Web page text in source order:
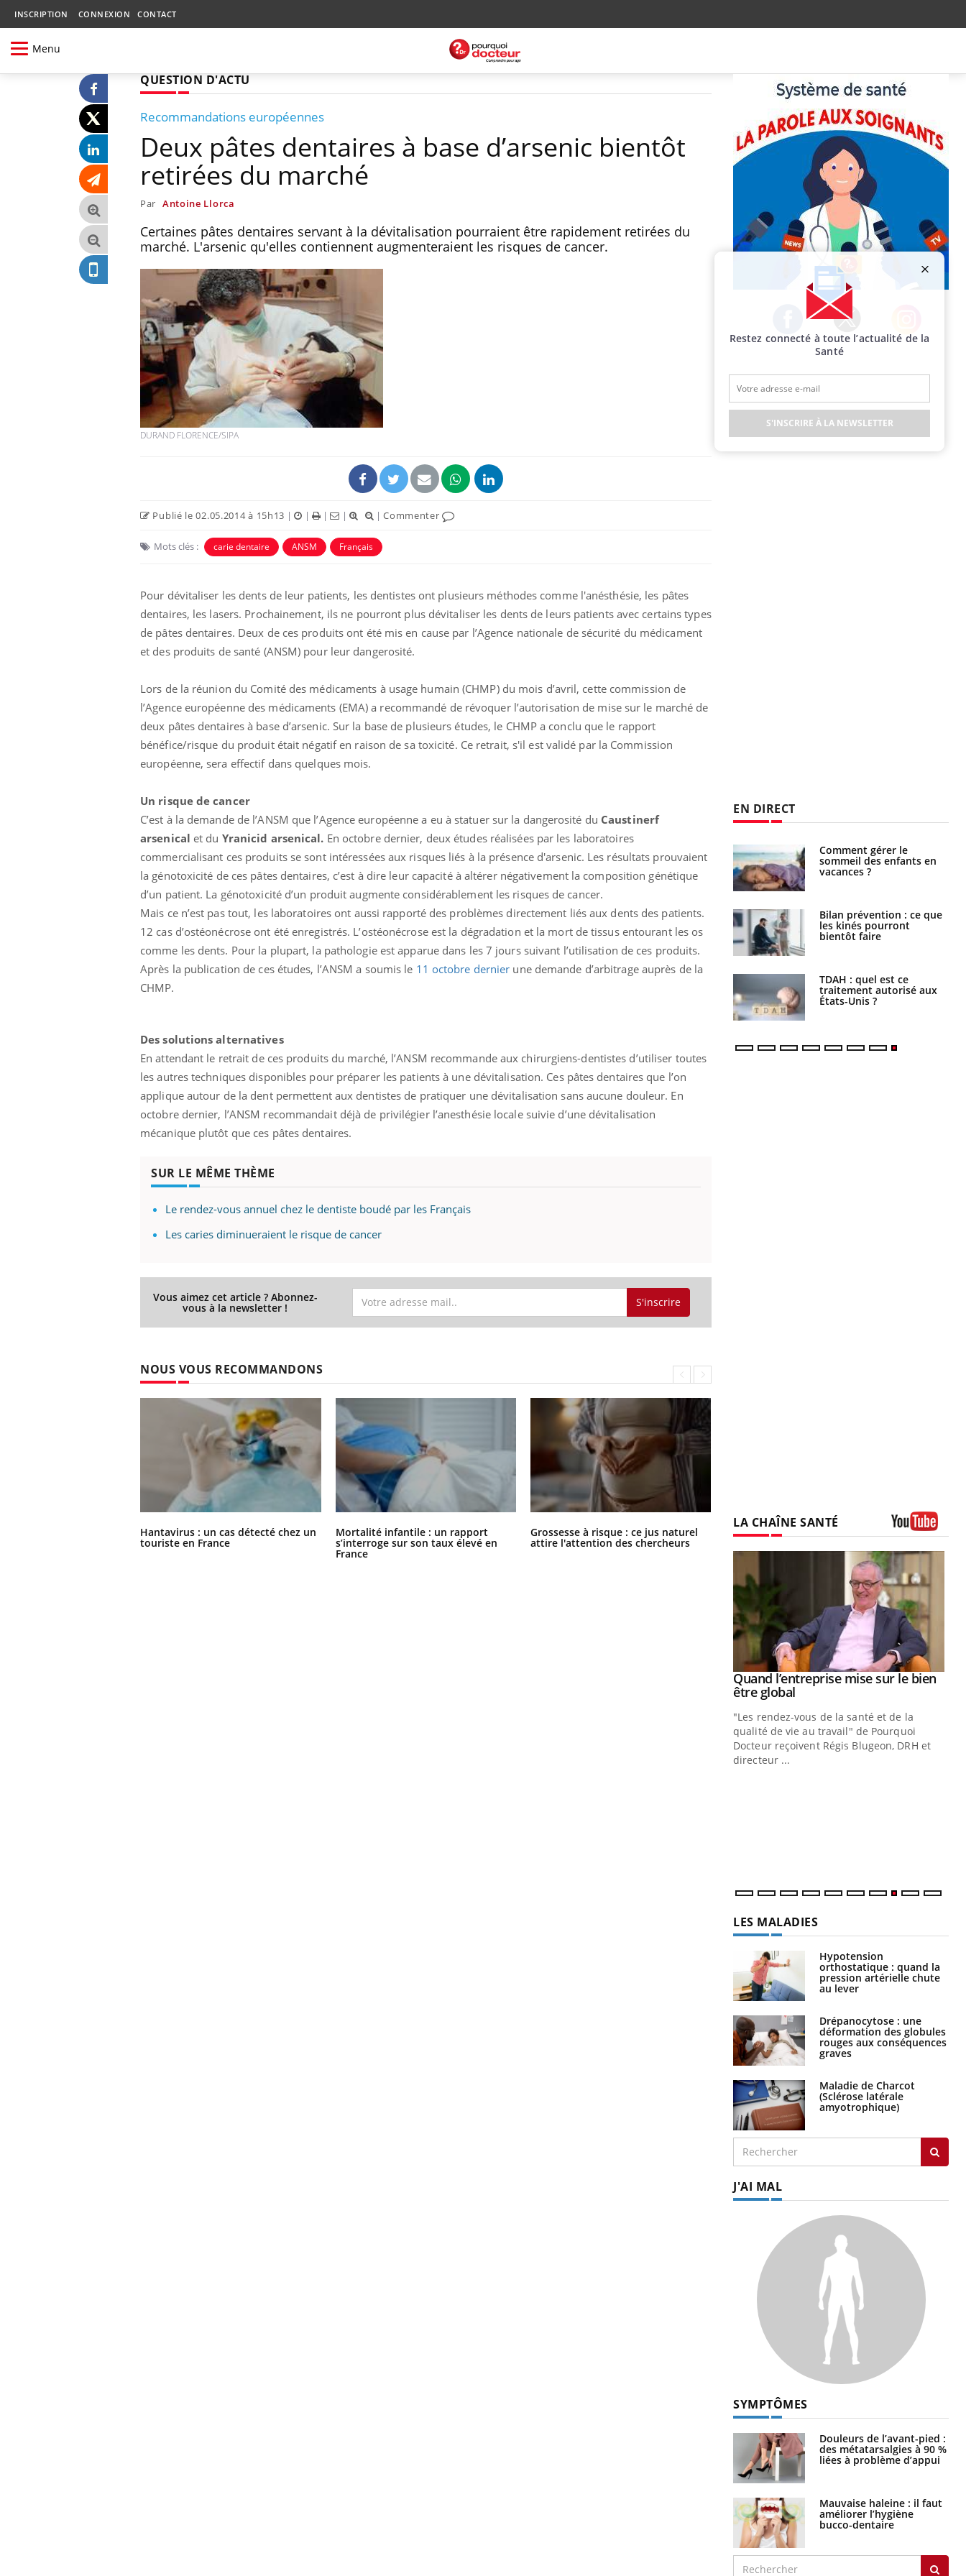
INSCRIPTION CONNEXION CONTACT
Menu
QUESTION D'ACTU
Recommandations européennes
Deux pâtes dentaires à base d’arsenic bientôt
retirées du marché
Par Antoine Llorca
Certaines pâtes dentaires servant à la dévitalisation pourraient être rapidement retirées du
marché. L'arsenic qu'elles contiennent augmenteraient les risques de cancer.
DURAND FLORENCE/SIPA
Publié le 02.05.2014 à 15h13 | | | | |Commenter
Mots clés : carie dentaire ANSM Français
Pour dévitaliser les dents de leur patients, les dentistes ont plusieurs méthodes comme l'anésthésie, les pâtes
dentaires, les lasers. Prochainement, ils ne pourront plus dévitaliser les dents de leurs patients avec certains types
de pâtes dentaires. Deux de ces produits ont été mis en cause par l’Agence nationale de sécurité du médicament
et des produits de santé (ANSM) pour leur dangerosité.
Lors de la réunion du Comité des médicaments à usage humain (CHMP) du mois d’avril, cette commission de
l’Agence européenne des médicaments (EMA) a recommandé de révoquer l’autorisation de mise sur le marché de
deux pâtes dentaires à base d’arsenic. Sur la base de plusieurs études, le CHMP a conclu que le rapport
bénéfice/risque du produit était négatif en raison de sa toxicité. Ce retrait, s'il est validé par la Commission
européenne, sera effectif dans quelques mois.
Un risque de cancer
C’est à la demande de l’ANSM que l’Agence européenne a eu à statuer sur la dangerosité du Caustinerf
arsenical et du Yranicid arsenical. En octobre dernier, deux études réalisées par les laboratoires
commercialisant ces produits se sont intéressées aux risques liés à la présence d'arsenic. Les résultats prouvaient
la génotoxicité de ces pâtes dentaires, c’est à dire leur capacité à altérer négativement la composition génétique
d’un patient. La génotoxicité d’un produit augmente considérablement les risques de cancer.
Mais ce n’est pas tout, les laboratoires ont aussi rapporté des problèmes directement liés aux dents des patients.
12 cas d’ostéonécrose ont été enregistrés. L’ostéonécrose est la dégradation et la mort de tissus entourant les os
comme les dents. Pour la plupart, la pathologie est apparue dans les 7 jours suivant l’utilisation de ces produits.
Après la publication de ces études, l’ANSM a soumis le 11 octobre dernier une demande d’arbitrage auprès de la
CHMP.
Des solutions alternatives
En attendant le retrait de ces produits du marché, l’ANSM recommande aux chirurgiens-dentistes d’utiliser toutes
les autres techniques disponibles pour préparer les patients à une dévitalisation. Ces pâtes dentaires que l’on
applique autour de la dent permettent aux dentistes de pratiquer une dévitalisation sans aucune douleur. En
octobre dernier, l’ANSM recommandait déjà de privilégier l’anesthésie locale suivie d’une dévitalisation
mécanique plutôt que ces pâtes dentaires.
SUR LE MÊME THÈME
Le rendez-vous annuel chez le dentiste boudé par les Français
Les caries diminueraient le risque de cancer
Vous aimez cet article ? Abonnez-
vous à la newsletter ! S'inscrire
NOUS VOUS RECOMMANDONS
Hantavirus : un cas détecté chez un
touriste en France
Mortalité infantile : un rapport
s’interroge sur son taux élevé en
France
Grossesse à risque : ce jus naturel
attire l'attention des chercheurs
Comment oublier les écrans en
vacances ?
Facebook Twitter Instagram
EN DIRECT
Fortes chaleurs :
pourquoi le risque de
noyade grimpe-t-il ?
Le Viagra pourrait-il
freiner la propagation du
cancer ?
Pourquoi manger moins
de protéines pourrait
Grossesse et chaleur : ce
que dit la science
Le smartphone nuit-il à
l'apprentissage de la
lecture ?
Mordue par un
barracuda, une petite fille
secourue grâce à un
réflexe essentiel
Légionellose en Suisse :
quelle est l’origine de la
contamination ?
Allergies alimentaires :
Comment gérer le
sommeil des enfants en
vacances ?
Bilan prévention : ce que
les kinés pourront
bientôt faire
TDAH : quel est ce
traitement autorisé aux
États-Unis ?
LA CHAÎNE SANTÉ
YoutubeYoutube
Quand l’entreprise mise sur le bien
être globalYoutube
"Les rendez-vous de la santé et de la
qualité de vie au travail" de Pourquoi
Docteur reçoivent Régis Blugeon, DRH et
directeur ...
LES MALADIES
Hypotension
orthostatique : quand la
pression artérielle chute
au lever
Drépanocytose : une
déformation des globules
rouges aux conséquences
graves
Maladie de Charcot
(Sclérose latérale
amyotrophique)
J'AI MAL
SYMPTÔMES
Douleurs de l’avant-pied :
des métatarsalgies à 90 %
liées à problème d’appui
Mauvaise haleine : il faut
améliorer l’hygiène
bucco-dentaire
Restez connecté à toute l’actualité de la
Santé
S'INSCRIRE À LA NEWSLETTER